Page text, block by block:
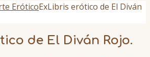
EróticoExLibris erótico de El Diván
de El Diván Rojo.